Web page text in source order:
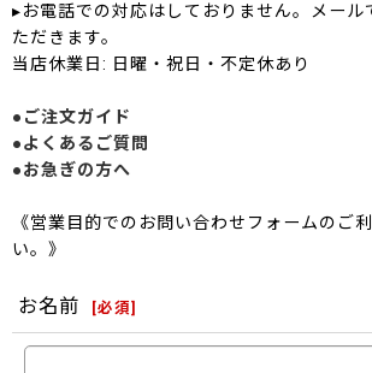
▸お電話での対応はしておりません。メール
ただきます。
当店休業日: 日曜・祝日・不定休あり
●ご注文ガイド
●よくあるご質問
●お急ぎの方へ
《営業目的でのお問い合わせフォームのご
い。》
お名前 [必須]